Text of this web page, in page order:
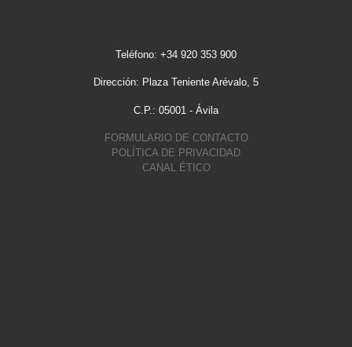
Teléfono: +34 920 353 900
Dirección: Plaza Teniente Arévalo, 5
C.P.: 05001 - Ávila
FORMULARIO DE CONTACTO
POLÍTICA DE PRIVACIDAD
CANAL ÉTICO